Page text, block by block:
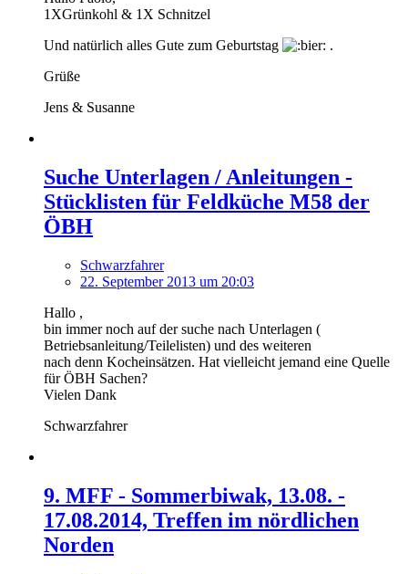
1XGrünkohl & 1X Schnitzel
Und natürlich alles Gute zum Geburtstag
.
Grüße
Jens & Susanne
Suche Unterlagen / Anleitungen -
Stücklisten für Feldküche M58 der
ÖBH
Schwarzfahrer
22. September 2013 um 20:03
Hallo ,
bin immer noch auf der suche nach Unterlagen (
Betriebsanleitung/Teilelisten) und des weiteren
nach denn Kocheinsätzen. Hat vielleicht jemand eine Quelle
für ÖBH Sachen?
Vielen Dank
Schwarzfahrer
9. MFF - Sommerbiwak, 13.08. -
17.08.2014, Treffen im nördlichen
Norden